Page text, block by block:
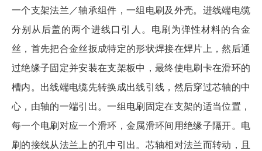
一个支架法兰／轴承组件，一组电刷及外壳。进线端电缆
分别从后盖的两个进线口引人。电刷为弹性材料的合金
丝，首先把合金丝扳成特定的形状焊接在焊片上，然后通
过绝缘子固定并安装在支架板中，最终使电刷卡在滑环的
槽内。出线端电缆先转换成出线引线，然后穿过芯轴的中
心，由轴的一端引出。一组电刷固定在支架的适当位置，
每一个电刷对应一个滑环，金属滑环间用绝缘子隔开。电
刷的接线从法兰上的孔中引出。芯轴相对法兰而转动，且